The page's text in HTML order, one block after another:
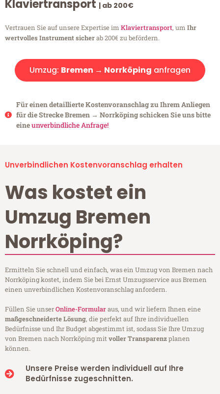
Klaviertransport | ab 200€
Vertrauen Sie auf unsere Expertise im Klaviertransport, um Ihr
wertvolles Instrument sicherab 200€ zu befördern.
Umzug: Bremen → Norrköping anfragen
Für einen detaillierte Kostenvoranschlag zu Ihrem Anliegen
für die Strecke Bremen → Norrköping schicken Sie uns bitte
eineunverbindliche Anfrage!
Unverbindlichen Kostenvoranschlag erhalten
Was kostet ein
Umzug Bremen
Norrköping?
Ermitteln Sie schnell und einfach, was ein Umzug von Bremen nach
Norrköping kostet, indem Sie bei Ernst Umzugsservice aus Bremen
einen unverbindlichen Kostenvoranschlag anfordern.
Füllen Sie unserOnline-Formularaus, und wir liefern Ihnen eine
maßgeschneiderte Lösung, die perfekt auf Ihre individuellen
Bedürfnisse und Ihr Budget abgestimmt ist, sodass Sie Ihre Umzug
von Bremen nach Norrköping mitvoller Transparenzplanen
können.
Unsere Preise werden individuell auf Ihre
Bedürfnisse zugeschnitten.